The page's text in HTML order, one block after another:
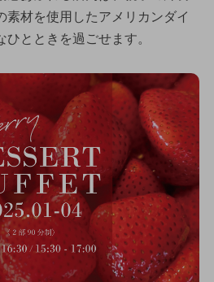
素材を使用したアメリカンダイ
とときを過ごせます。